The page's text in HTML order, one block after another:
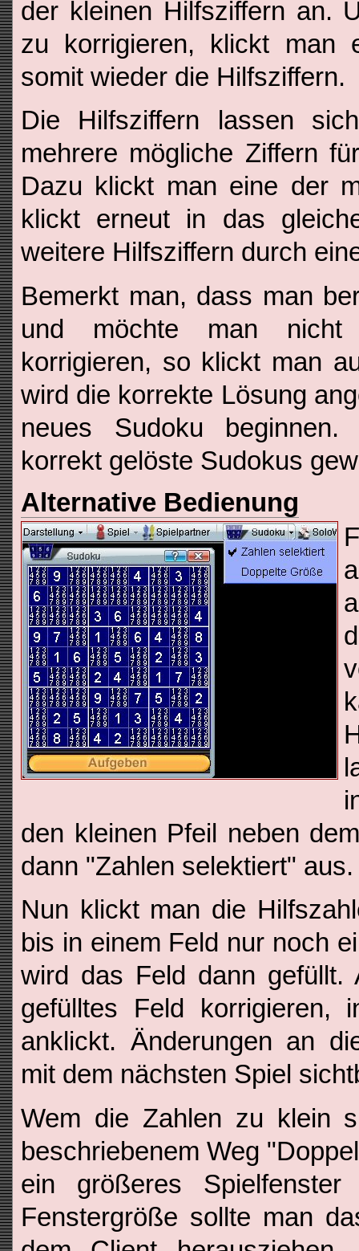
der kleinen Hilfsziffern an.
zu korrigieren, klickt man
somit wieder die Hilfsziffern.
Die Hilfsziffern lassen
mehrere mögliche Ziffern
Dazu klickt man eine der
klickt erneut in das
weitere Hilfsziffern durch
Bemerkt man, dass man
und möchte man
korrigieren, so klickt man
wird die korrekte Lösung
neues Sudoku
korrekt gelöste Sudokus
Alternative Bedienung
den kleinen Pfeil neben
dann "Zahlen selektiert" aus.
Nun klickt man die
bis in einem Feld nur noch
wird das Feld dann
gefülltes Feld korrigieren,
anklickt. Änderungen an
mit dem nächsten Spiel
Wem die Zahlen zu klein
beschriebenem Weg
ein größeres
Fenstergröße sollte man